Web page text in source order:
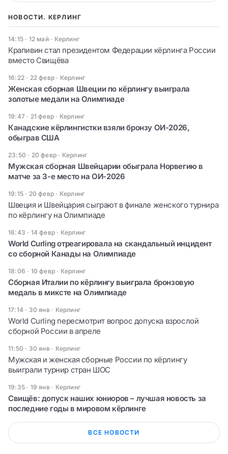
НОВОСТИ. КЕРЛИНГ
14:15 · 12 май· Керлинг
Крапивин стал президентом Федерации кёрлинга России
вместо Свищёва
16:22 · 22 февр · Керлинг
Женская сборная Швеции по кёрлингу выиграла
золотые медали на Олимпиаде
19:47 · 21 февр · Керлинг
Канадские кёрлингистки взяли бронзу ОИ-2026,
обыграв США
23:50 · 20 февр · Керлинг
Мужская сборная Швейцарии обыграла Норвегию в
матче за 3-е место на ОИ-2026
19:15 · 20 февр · Керлинг
Швеция и Швейцария сыграют в финале женского турнира
по кёрлингу на Олимпиаде
16:43 · 14 февр · Керлинг
World Curling отреагировала на скандальный инцидент
со сборной Канады на Олимпиаде
18:06 · 10 февр · Керлинг
Сборная Италии по кёрлингу выиграла бронзовую
медаль в миксте на Олимпиаде
17:14 · 30 янв· Керлинг
World Curling пересмотрит вопрос допуска взрослой
сборной России в апреле
11:50 · 30 янв· Керлинг
Мужская и женская сборные России по кёрлингу
выиграли турнир стран ШОС
19:35 · 19 янв· Керлинг
Свищёв: допуск наших юниоров – лучшая новость за
последние годы в мировом кёрлинге
ВСЕ НОВОСТИ